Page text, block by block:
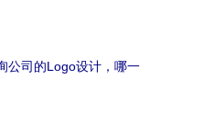
公司的Logo设计，哪一